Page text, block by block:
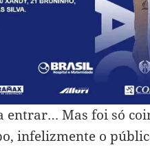
entrar… Mas foi só
infelizmente o